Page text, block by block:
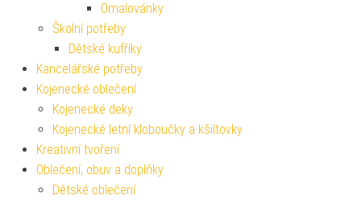
Omalovánky
Školní potřeby
Dětské kufříky
Kancelářské potřeby
Kojenecké oblečení
Kojenecké deky
Kojenecké letní kloboučky a kšiltovky
Kreativní tvoření
Oblečení, obuv a doplňky
Dětské oblečení